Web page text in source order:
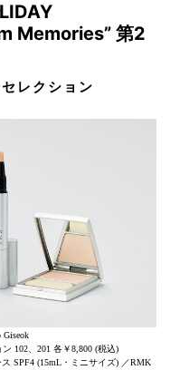
Memories” 第2
レクション
Giseok
102、201 各￥8,800 (税込)
SPF4 (15mL・ミニサイズ) ／RMK